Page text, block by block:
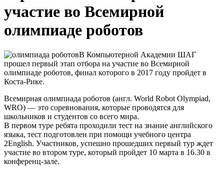
участие во Всемирной
олимпиаде роботов
В Компьютерной Академии ШАГ
прошел первый этап отбора на участие во Всемирной
олимпиаде роботов, финал которого в 2017 году пройдет в
Коста-Рике.
Всемирная олимпиада роботов (англ. World Robot Olympiad,
WRO) — это соревнования, которые проводятся для
школьников и студентов со всего мира.
В первом туре ребята проходили тест на знание английского
языка, тест подготовлен при помощи учебного центра
2English. Участников, успешно прошедших первый тур ждет
участие во втором туре, который пройдет 10 марта в 16.30 в
конференц-зале.